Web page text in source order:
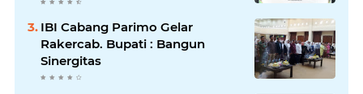
IBI Cabang Parimo Gelar
Rakercab. Bupati : Bangun
Sinergitas